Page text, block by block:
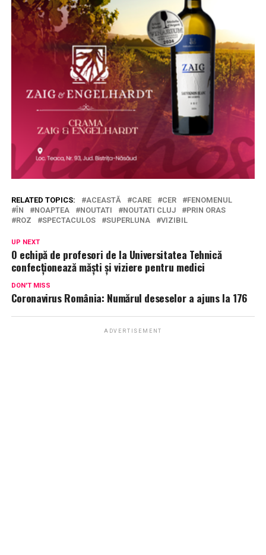
RELATED TOPICS: ACEASTĂ CARE CER
FENOMENUL
ÎN
NOAPTEA NOUTATI NOUTATI CLUJ
PRIN ORAS
ROZ
SPECTACULOS SUPERLUNA VIZIBIL
UP NEXT
O echipă de profesori de la Universitatea Tehnică
confecționează măști și viziere pentru medici
DON'T MISS
Coronavirus România: Numărul deseselor a ajuns la 176
ADVERTISEMENT